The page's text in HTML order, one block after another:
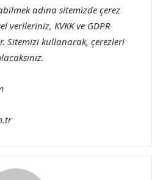
adına sitemizde çerez
verileriniz, KVKK ve GDPR
Sitemizi kullanarak, çerezleri